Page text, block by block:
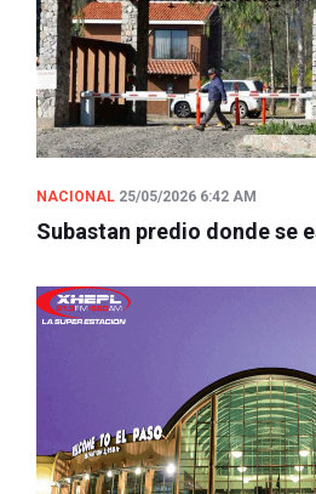
NACIONAL 25/05/2026 6:42 AM
Subastan predio donde se